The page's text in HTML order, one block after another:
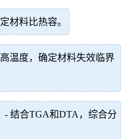
材料比热容。
温度，确定材料失效临界
- 结合TGA和DTA，综合分